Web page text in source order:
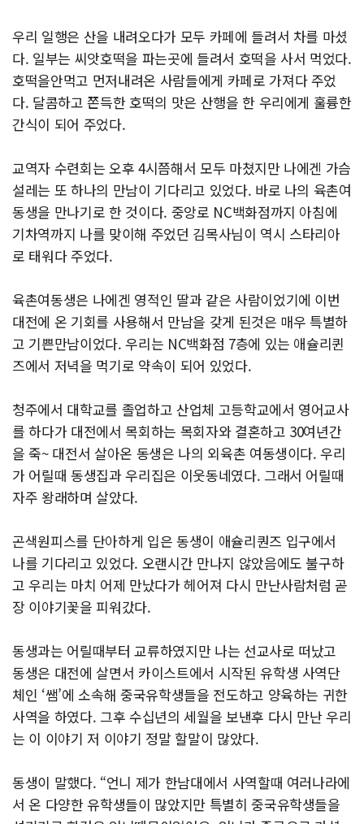
우리 일행은 산을 내려오다가 모두 카페에 들려서 차를 마셨
다. 일부는 씨앗호떡을 파는곳에 들려서 호떡을 사서 먹었다.
호떡을안먹고 먼저내려온 사람들에게 카페로 가져다 주었
다. 달콤하고 쫀득한 호떡의 맛은 산행을 한 우리에게 훌륭한
간식이 되어 주었다.
교역자 수련회는 오후 4시쯤해서 모두 마쳤지만 나에겐 가슴
설레는 또 하나의 만남이 기다리고 있었다. 바로 나의 육촌여
동생을 만나기로 한 것이다. 중앙로 NC백화점까지 아침에
기차역까지 나를 맞이해 주었던 김목사님이 역시 스타리아
로 태워다 주었다.
육촌여동생은 나에겐 영적인 딸과 같은 사람이었기에 이번
대전에 온 기회를 사용해서 만남을 갖게 된것은 매우 특별하
고 기쁜만남이었다. 우리는 NC백화점 7층에 있는 애슐리퀸
즈에서 저녁을 먹기로 약속이 되어 있었다.
청주에서 대학교를 졸업하고 산업체 고등학교에서 영어교사
를 하다가 대전에서 목회하는 목회자와 결혼하고 30여년간
을 죽~ 대전서 살아온 동생은 나의 외육촌 여동생이다. 우리
가 어릴때 동생집과 우리집은 이웃동네였다. 그래서 어릴때
자주 왕래하며 살았다.
곤색원피스를 단아하게 입은 동생이 애슐리퀀즈 입구에서
나를 기다리고 있었다. 오랜시간 만나지 않았음에도 불구하
고 우리는 마치 어제 만났다가 헤어져 다시 만난사람처럼 곧
장 이야기꽃을 피워갔다.
동생과는 어릴때부터 교류하였지만 나는 선교사로 떠났고
동생은 대전에 살면서 카이스트에서 시작된 유학생 사역단
체인 ‘쌤’에 소속해 중국유학생들을 전도하고 양육하는 귀한
사역을 하였다. 그후 수십년의 세월을 보낸후 다시 만난 우리
는 이 이야기 저 이야기 정말 할말이 많았다.
동생이 말했다. “언니 제가 한남대에서 사역할때 여러나라에
서 온 다양한 유학생들이 많았지만 특별히 중국유학생들을